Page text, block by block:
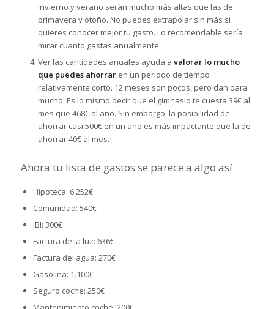
invierno y verano serán mucho más altas que las de
primavera y otoño. No puedes extrapolar sin más si
quieres conocer mejor tu gasto. Lo recomendable sería
mirar cuanto gastas anualmente.
Ver las cantidades anuales ayuda a valorar lo mucho
que puedes ahorraren un periodo de tiempo
relativamente corto. 12 meses son pocos, pero dan para
mucho. Es lo mismo decir que el gimnasio te cuesta 39€ al
mes que 468€ al año. Sin embargo, la posibilidad de
ahorrar casi 500€ en un año es más impactante que la de
ahorrar 40€ al mes.
Ahora tu lista de gastos se parece a algo así:
Hipoteca: 6.252€
Comunidad: 540€
IBI: 300€
Factura de la luz: 636€
Factura del agua: 270€
Gasolina: 1.100€
Seguro coche: 250€